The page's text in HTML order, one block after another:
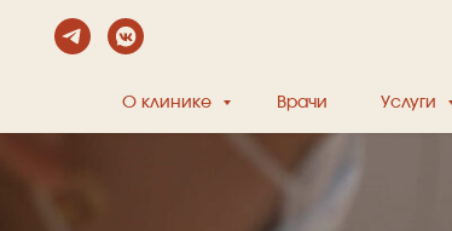
О клинике Врачи Услуги